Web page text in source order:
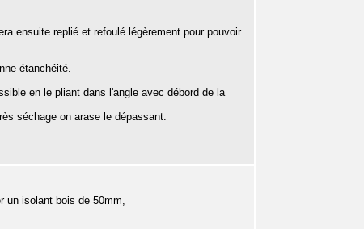
ensuite replié et refoulé légèrement pour pouvoir
étanchéité.
en le pliant dans l'angle avec débord de la
séchage on arase le dépassant.
isolant bois de 50mm,